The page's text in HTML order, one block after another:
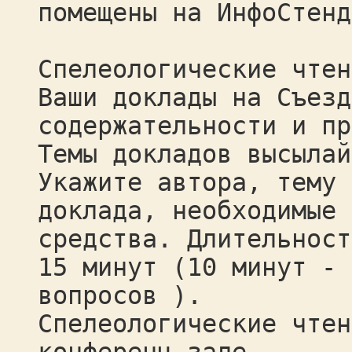
помещены на
Спелеологические
Ваши доклады на
содержательности и
Темы докладов
Укажите автора, тему
доклада, необходимые
средства.
15 минут (10 минут
вопросов ).
Спелеологические